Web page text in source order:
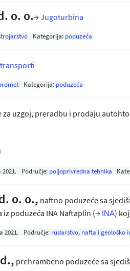
o. o.→Jugoturbina
Kategorija: poduzeća
Kategorija: poduzeća
za uzgoj, preradbu i prodaju
2021. Područje: poljoprivredna tehnika
o. o., naftno poduzeće sa
poduzeća INA Naftaplin (→ INA)
2021. Područje: rudarstvo, nafta i geološko
prehrambeno poduzeće sa